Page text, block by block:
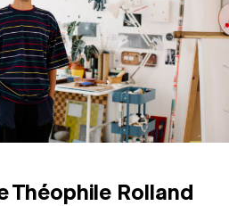
ARTISTIQUE ↓
Théophile Rolland